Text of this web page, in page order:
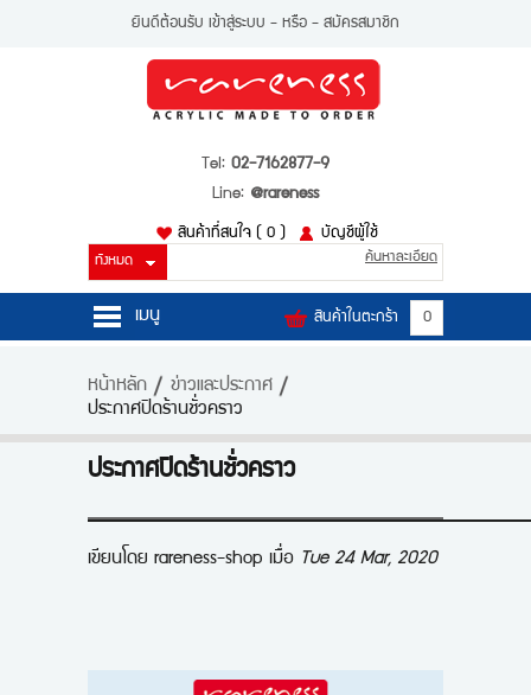
ยินดีต้อนรับ เข้าสู่ระบบ - หรือ - สมัครสมาชิก
Tel: 02-7162877-9
Line: @rareness
สินค้าที่สนใจ ( 0 ) บัญชีผู้ใช้
สินค้าในตะกร้า 0
ค้นหาละเอียด
เมนู
สินค้า
บัญชีผู้ใช้
ติดต่อเรา
ขั้นตอนการสั่งซื้อ
หน้าหลัก
ข่าวและประกาศ
ประกาศปิดร้านชั่วคราว
ประกาศปิดร้านชั่วคราว
เขียนโดย rareness-shop เมื่อ Tue 24 Mar, 2020